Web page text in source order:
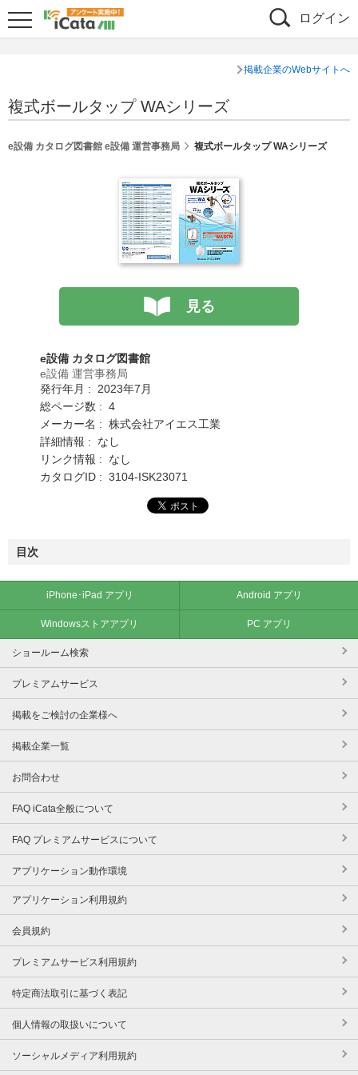
ログイン
掲載企業のWebサイトへ
複式ボールタップ WAシリーズ
e設備 カタログ図書館 e設備 運営事務局 複式ボールタップ WAシリーズ
見る
e設備 カタログ図書館
e設備 運営事務局
発行年月 : 2023年7月
総ページ数 : 4
メーカー名 : 株式会社アイエス工業
詳細情報 : なし
リンク情報 : なし
カタログID : 3104-ISK23071
目次
iPhone･iPad アプリ Android アプリ
Windowsストアアプリ PC アプリ
ショールーム検索
プレミアムサービス
掲載をご検討の企業様へ
掲載企業一覧
お問合わせ
FAQ iCata全般について
FAQ プレミアムサービスについて
アプリケーション動作環境
アプリケーション利用規約
会員規約
プレミアムサービス利用規約
特定商法取引に基づく表記
個人情報の取扱いについて
ソーシャルメディア利用規約